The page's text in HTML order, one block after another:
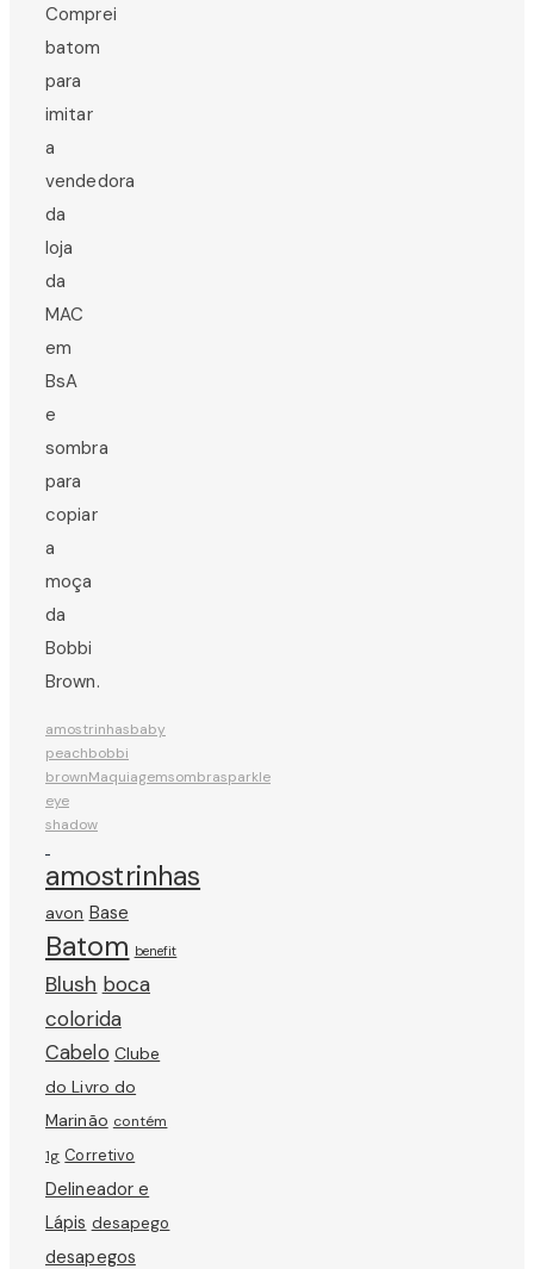
Comprei
batom
para
imitar
a
vendedora
da
loja
da
MAC
em
BsA
e
sombra
para
copiar
a
moça
da
Bobbi
Brown.
amostrinhasbaby
peachbobbi
brownMaquiagemsombrasparkle
eye
shadow
amostrinhas
avon Base
Batom benefit
Blush boca
colorida
Cabelo Clube
do Livro do
Marinão contém
1g Corretivo
Delineador e
Lápis desapego
desapegos